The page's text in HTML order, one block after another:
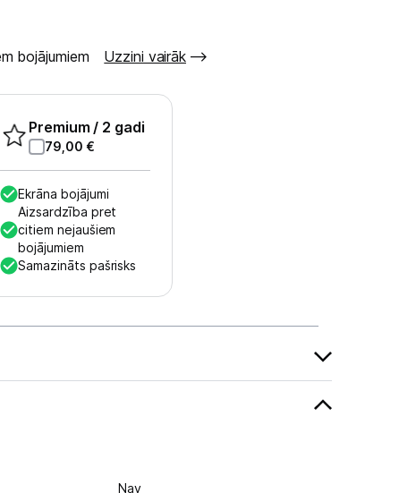
bojājumiem Uzzini vairāk
Premium / 2 gadi
79,00 €
Ekrāna bojājumi
Aizsardzība pret
citiem nejaušiem
bojājumiem
Samazināts pašrisks
Nav